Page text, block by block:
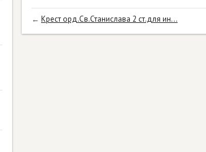
← Крест орд.Св.Станислава 2 ст.для ин...